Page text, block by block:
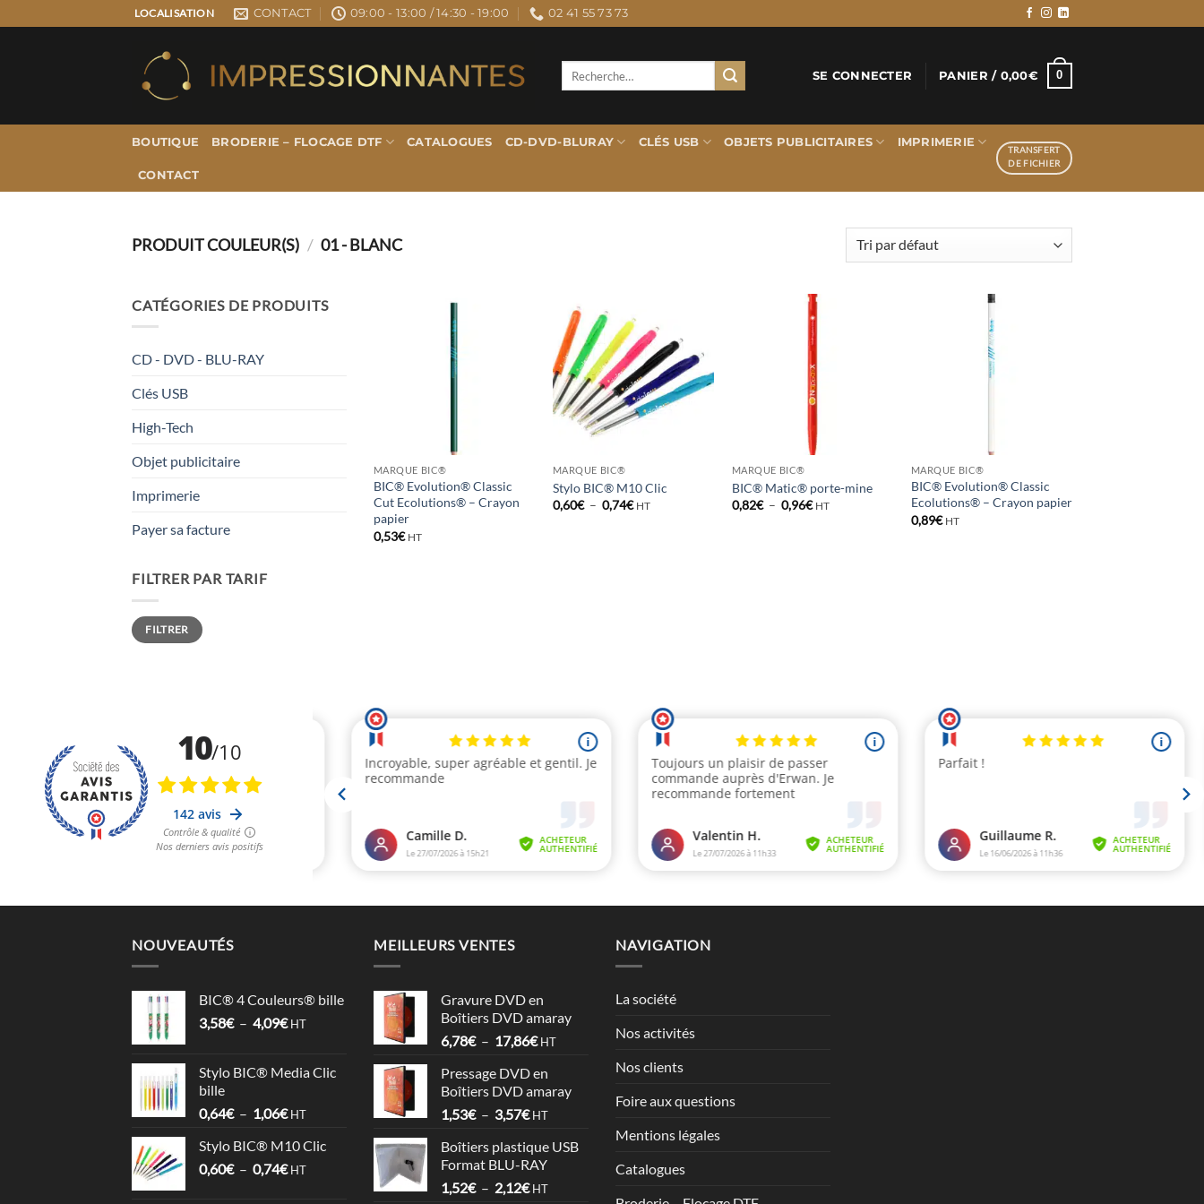
au
LOCALISATION CONTACT 09:00 - 13:00 / 14:30 - 19:00 02 41 55 73 73
SE CONNECTER PANIER / 0,00€ 0
BOUTIQUE BRODERIE – FLOCAGE DTF CATALOGUES CD-DVD-BLURAY CLÉS USB OBJETS PUBLICITAIRES IMPRIMERIE
CONTACT
TRANSFERT
DE FICHIER
PRODUIT COULEUR(S) / 01 - BLANC
CATÉGORIES DE PRODUITS
CD - DVD - BLU-RAY
Clés USB
High-Tech
Objet publicitaire
Imprimerie
Payer sa facture
FILTRER PAR TARIF
Prix
min
Prix
maxFILTRER
MARQUE BIC®
BIC® Evolution® Classic
Cut Ecolutions® – Crayon
papier
0,53€ HT
MARQUE BIC®
Stylo BIC® M10 Clic
0,60€ – 0,74€Plage
HT
MARQUE BIC®
BIC® Matic® porte-mine
0,82€ – 0,96€Plage
HT
MARQUE BIC®
BIC® Evolution® Classic
Ecolutions® – Crayon papier
0,89€ HT
NOUVEAUTÉS
BIC® 4 Couleurs® bille
3,58€ – 4,09€Plage
3,58€
4,09€
HT
Stylo BIC® Media Clic
bille
0,64€ – 1,06€Plage
prix :
0,64€
HT
Stylo BIC® M10 Clic
0,60€ – 0,74€Plage
HT
MEILLEURS VENTES
Gravure DVD en
Boîtiers DVD amaray
6,78€ – 17,86€Plage
prix :
6,78€
à
HT
Pressage DVD en
Boîtiers DVD amaray
1,53€ – 3,57€Plage
prix :
1,53€
à
HT
Boîtiers plastique USB
Format BLU-RAY
1,52€ – 2,12€Plage
HT
NAVIGATION
La société
Nos activités
Nos clients
Foire aux questions
Mentions légales
Catalogues